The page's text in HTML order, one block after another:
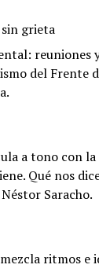
grieta
reuniones
del Frente
a tono con
Qué nos
Saracho.
ritmos e